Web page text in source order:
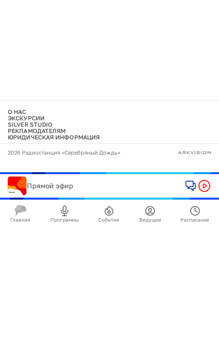
О НАС
ЭКСКУРСИИ
SILVER STUDIO
РЕКЛАМОДАТЕЛЯМ
ЮРИДИЧЕСКАЯ ИНФОРМАЦИЯ
2026 Радиостанция «Серебряный Дождь»
Прямой эфир
Главная Программы События Ведущие Расписание